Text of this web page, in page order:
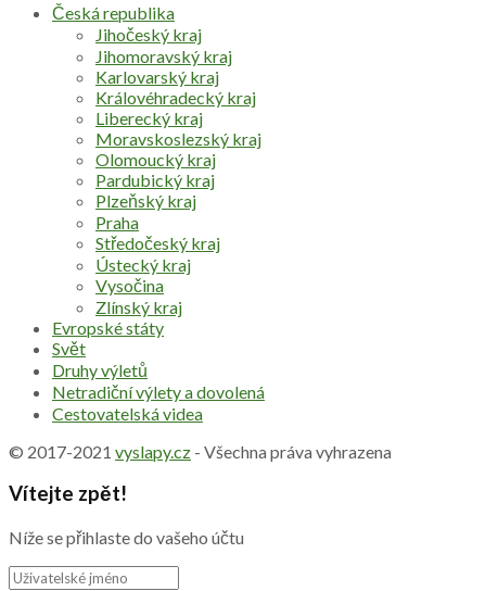
Česká republika
Jihočeský kraj
Jihomoravský kraj
Karlovarský kraj
Královéhradecký kraj
Liberecký kraj
Moravskoslezský kraj
Olomoucký kraj
Pardubický kraj
Plzeňský kraj
Praha
Středočeský kraj
Ústecký kraj
Vysočina
Zlínský kraj
Evropské státy
Svět
Druhy výletů
Netradiční výlety a dovolená
Cestovatelská videa
© 2017-2021 vyslapy.cz - Všechna práva vyhrazena
Vítejte zpět!
Níže se přihlaste do vašeho účtu